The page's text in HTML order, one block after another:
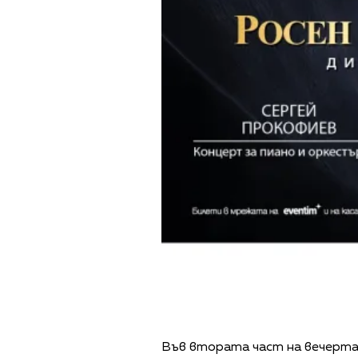
Във втората част на